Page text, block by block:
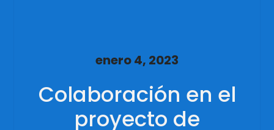
enero 4, 2023
Colaboración en el
proyecto de